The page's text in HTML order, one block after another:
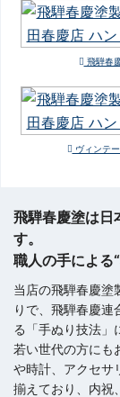
飛騨春
ヴィンテ
飛騨春慶塗は日
す。
職人の手による
当店の飛騨春慶塗
りで、飛騨春慶連
る「手ぬり技法」
若い世代の方にも
や時計、アクセサ
揃えており、内祝